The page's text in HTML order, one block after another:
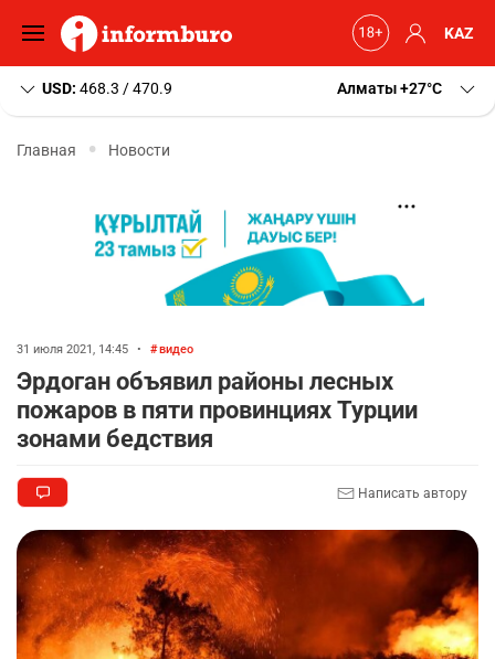
KAZ
USD: 468.3 / 470.9 Алматы+27 C
Главная Новости
31 июля 2021, 14:45 • видео
Эрдоган объявил районы лесных
пожаров в пяти провинциях Турции
зонами бедствия
Написать автору